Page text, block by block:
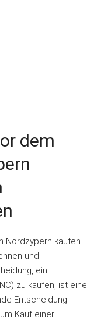
dem
Nordzypern kaufen.
und
ein
zu kaufen, ist eine
Entscheidung.
Kauf einer